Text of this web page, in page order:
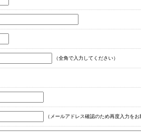
（全角で入力してください）
（メールアドレス確認のため再度入力を